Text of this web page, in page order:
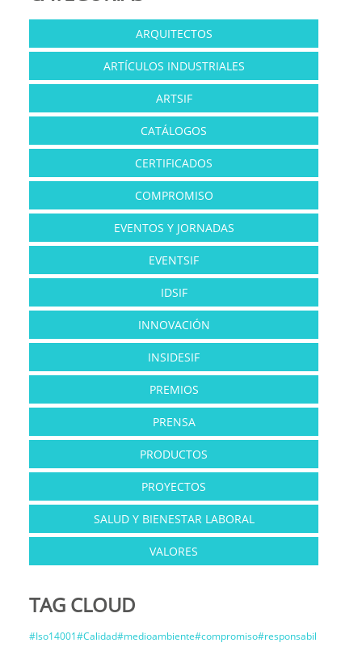
ARQUITECTOS
ARTÍCULOS INDUSTRIALES
ARTSIF
CATÁLOGOS
CERTIFICADOS
COMPROMISO
EVENTOS Y JORNADAS
EVENTSIF
IDSIF
INNOVACIÓN
INSIDESIF
PREMIOS
PRENSA
PRODUCTOS
PROYECTOS
SALUD Y BIENESTAR LABORAL
VALORES
TAG CLOUD
#Iso14001#Calidad#medioambiente#compromiso#responsabil